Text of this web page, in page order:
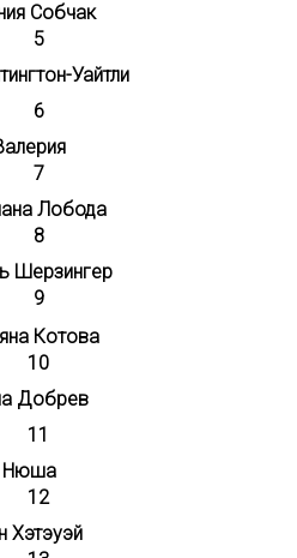
Собчак
Уайтли
Лобода
Шерзингер
Котова
Добрев
Нюша
Хэтэуэй